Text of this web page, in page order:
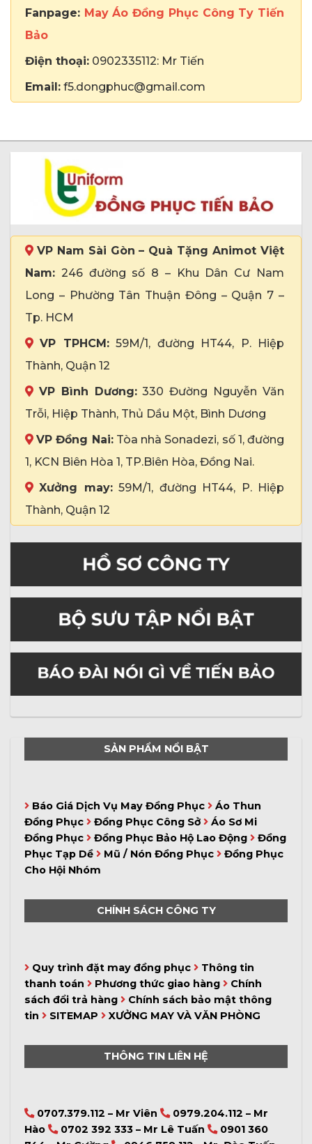
Fanpage: May Áo Đồng Phục Công Ty Tiến
Bảo
Điện thoại: 0902335112: Mr Tiến
Email: f5.dongphuc@gmail.com
VP Nam Sài Gòn – Quà Tặng Animot Việt
Nam: 246 đường số 8 – Khu Dân Cư Nam
Long – Phường Tân Thuận Đông – Quận 7 –
Tp. HCM
VP TPHCM:59M/1, đường HT44, P. Hiệp
Thành, Quận 12
VP Bình Dương:330 Đường Nguyễn Văn
Trỗi, Hiệp Thành, Thủ Dầu Một, Bình Dương
VP Đồng Nai:Tòa nhà Sonadezi, số 1, đường
1, KCN Biên Hòa 1, TP.Biên Hòa, Đồng Nai.
Xưởng may:59M/1, đường HT44, P. Hiệp
Thành, Quận 12
SẢN PHẨM NỔI BẬT
Báo Giá Dịch Vụ May Đồng Phục
Áo Thun
Đồng Phục
Đồng Phục Công Sở
Áo Sơ Mi
Đồng Phục
Đồng Phục Bảo Hộ Lao Động
Đồng
Phục Tạp Dề
Mũ / Nón Đồng Phục
Đồng Phục
Cho Hội Nhóm
CHÍNH SÁCH CÔNG TY
Quy trình đặt may đồng phục
Thông tin
thanh toán
Phương thức giao hàng
Chính
sách đổi trả hàng
Chính sách bảo mật thông
tin
SITEMAP XƯỞNG MAY VÀ VĂN PHÒNG
THÔNG TIN LIÊN HỆ
0707.379.112 – Mr Viên
0979.204.112 – Mr
Hào
0702 392 333 – Mr Lê Tuấn
0901 360